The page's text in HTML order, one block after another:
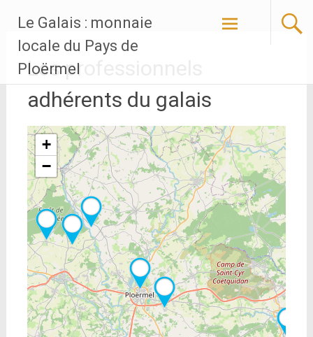
principal
Le Galais : monnaie
locale du Pays de
Ploërmel
Les professionnels
adhérents du galais
+
−